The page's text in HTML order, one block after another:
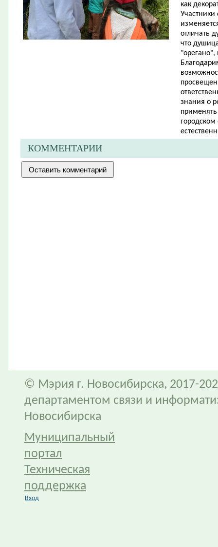
как
Участники
отличать
что
"орегано",
знания о
КОММЕНТАРИИ
© Мэрия г. Новосибирска, 2017-
департаментом связи и
Новосибирска
Муниципальный
портал
Техническая
поддержка
Вход